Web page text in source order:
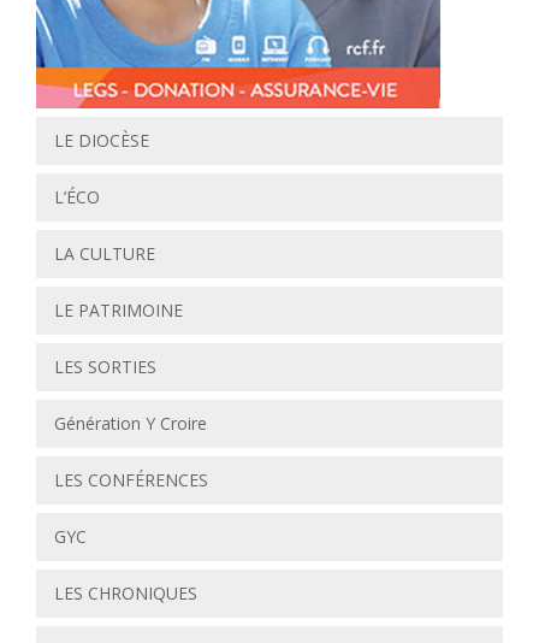
LE DIOCÈSE
L’ÉCO
LA CULTURE
LE PATRIMOINE
LES SORTIES
Génération Y Croire
LES CONFÉRENCES
GYC
LES CHRONIQUES